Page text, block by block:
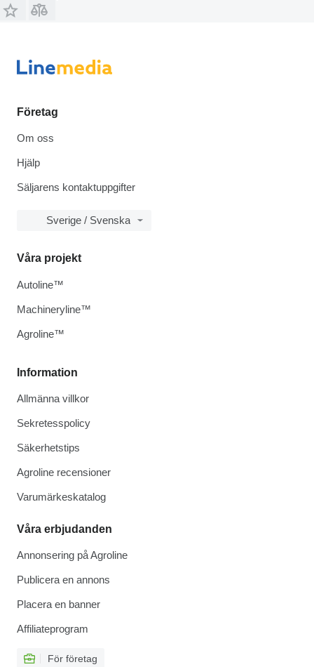
Företag
Om oss
Hjälp
Säljarens kontaktuppgifter
Sverige / Svenska
Information
Allmänna villkor
Sekretesspolicy
Säkerhetstips
Agroline recensioner
Varumärkeskatalog
Våra erbjudanden
Annonsering på Agroline
Publicera en annons
Placera en banner
Affiliateprogram
För företag
Våra projekt
Autoline™
Machineryline™
Agroline™